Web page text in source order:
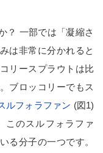
？ 一部では「凝縮さ
は非常に分かれると
リースプラウトは比
ブロッコリーでもス
ルフォラファン (図1)
このスルフォラファ
る分子の一つです。